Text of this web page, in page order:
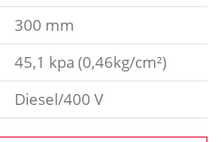
300 mm
45,1 kpa (0,46kg/cm²)
Diesel/400 V